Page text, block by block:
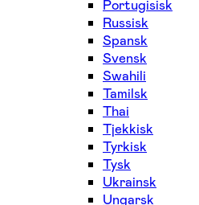
Portugisisk
Russisk
Spansk
Svensk
Swahili
Tamilsk
Thai
Tjekkisk
Tyrkisk
Tysk
Ukrainsk
Ungarsk